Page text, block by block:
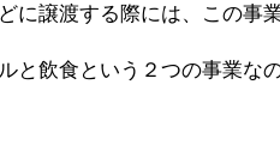
に譲渡する際には、この事
と飲食という２つの事業な